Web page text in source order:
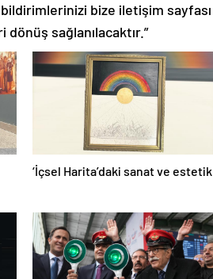
bize iletişim sayfası
sağlanılacaktır.”
‘İçsel Harita’daki sanat ve estetik